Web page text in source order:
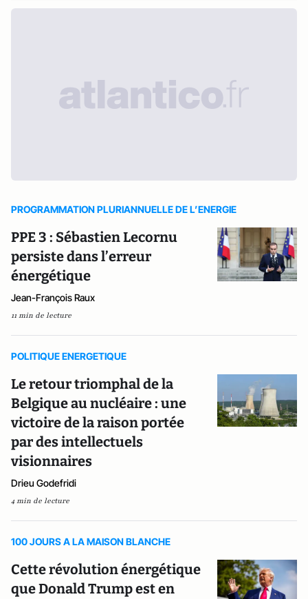
PROGRAMMATION PLURIANNUELLE DE L’ENERGIE
PPE 3 : Sébastien Lecornu
persiste dans l’erreur
énergétique
Jean-François Raux
11 min de lecture
POLITIQUE ENERGETIQUE
Le retour triomphal de la
Belgique au nucléaire : une
victoire de la raison portée
par des intellectuels
visionnaires
Drieu Godefridi
4 min de lecture
100 JOURS A LA MAISON BLANCHE
Cette révolution énergétique
que Donald Trump est en